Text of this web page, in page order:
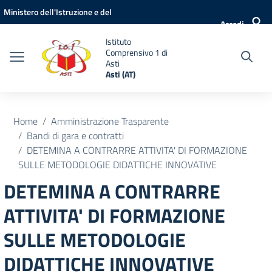
Vai ai contenuti
Vai al menu di navigazione
Vai al footer
Ministero dell'Istruzione e del
Accedi
Istituto
Comprensivo 1 di
Asti
Asti (AT)
Home
Amministrazione Trasparente
Bandi di gara e contratti
DETEMINA A CONTRARRE ATTIVITA' DI FORMAZIONE
SULLE METODOLOGIE DIDATTICHE INNOVATIVE
DETEMINA A CONTRARRE
ATTIVITA' DI FORMAZIONE
SULLE METODOLOGIE
DIDATTICHE INNOVATIVE